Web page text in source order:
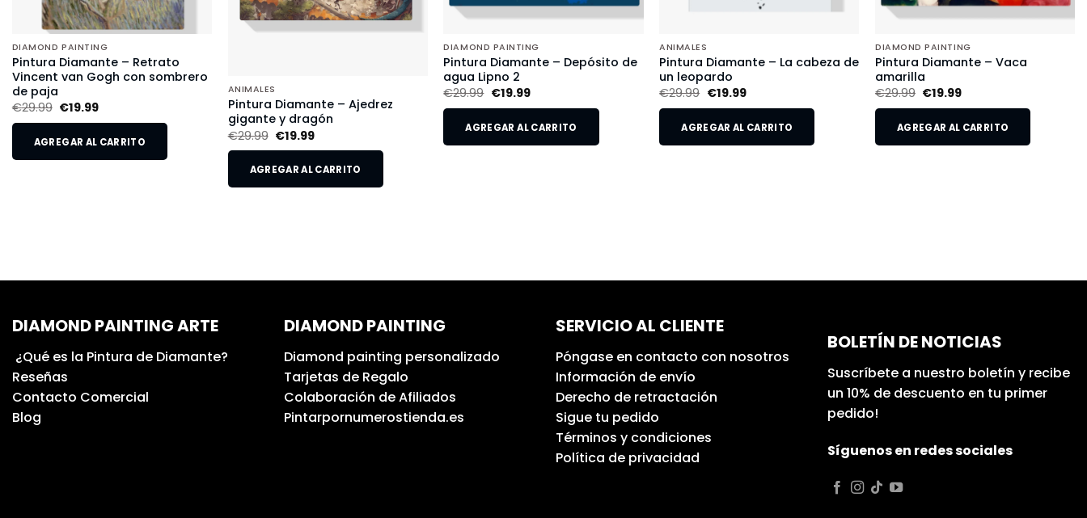
DIAMOND PAINTING
Pintura Diamante – Retrato
Vincent van Gogh con sombrero
de paja
€29.99 €19.99
AGREGAR AL CARRITO
ANIMALES
Pintura Diamante – Ajedrez
gigante y dragón
€29.99 €19.99
AGREGAR AL CARRITO
DIAMOND PAINTING
Pintura Diamante – Depósito de
agua Lipno 2
€29.99 €19.99
AGREGAR AL CARRITO
ANIMALES
Pintura Diamante – La cabeza de
un leopardo
€29.99 €19.99
AGREGAR AL CARRITO
DIAMOND PAINTING
Pintura Diamante – Vaca
amarilla
€29.99 €19.99
AGREGAR AL CARRITO
DIAMOND PAINTING ARTE
¿Qué es la Pintura de Diamante?
Reseñas
Contacto Comercial
Blog
DIAMOND PAINTING
Diamond painting personalizado
Tarjetas de Regalo
Colaboración de Afiliados
Pintarpornumerostienda.es
SERVICIO AL CLIENTE
Póngase en contacto con nosotros
Información de envío
Derecho de retractación
Sigue tu pedido
Términos y condiciones
Política de privacidad
BOLETÍN DE NOTICIAS
Suscríbete a nuestro boletín y recibe
un 10% de descuento en tu primer
pedido!
Síguenos en redes sociales